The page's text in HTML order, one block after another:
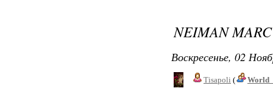
NEIMAN
Воскресенье, 02
Tisapoli (